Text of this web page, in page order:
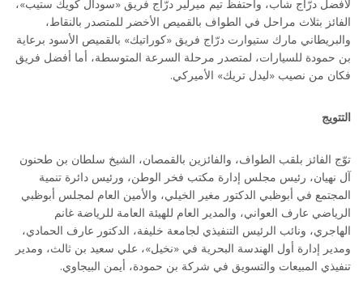
لأفضل درّاج شاب، واحتفظ تيم ميرلير درّاج فريق «سودال كويك ستيب»،
الفائز بثلاث مراحل في الطواف بالقميص الأخضر للمتصدر بالنقاط،
والبريطاني مارك ستيوارت درّاج فريق «كوراتيك» بالقميص الأسود برعاية
بن حمودة للسيارات، لمتصدر مرحلة السرعة المتوسطة، أما أفضل فريق
فكان من نصيب «ليدل تريك» الأميركي.
التتويج
توّج الفائز بلقب الطواف، والفائزين بالقمصان، الشيخ سلطان بن طحنون
آل نهيان، رئيس مجلس إدارة مكتب فخر الوطن، ورئيس دائرة تنمية
المجتمع في أبوظبي الدكتور مغير الخيلي، والأمين العام لمجلس أبوظبي
الرياضي عارف العواني، والمدير العام للهيئة العامة للرياضة غانم
الهاجري، ونائب الرئيس التنفيذي لجامعة خليفة، الدكتور عارف الحمادي،
ومدير إدارة أول الهندسة البحرية في «نخيل»، علي سعيد بن ثالث، ومدير
تنفيذي المبيعات والتسويق في شركة بن حمودة، أيمن البيجاوي.